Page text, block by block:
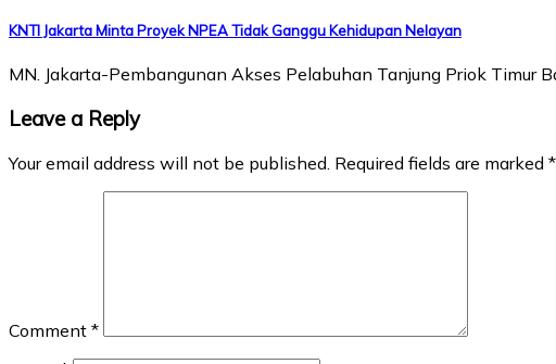
KNTI Jakarta Minta Proyek NPEA Tidak Ganggu Kehidupan Nelayan
MN. Jakarta-Pembangunan Akses Pelabuhan Tanjung Priok Timur
Leave a Reply
Your email address will not be published. Required fields are marked *
Comment *